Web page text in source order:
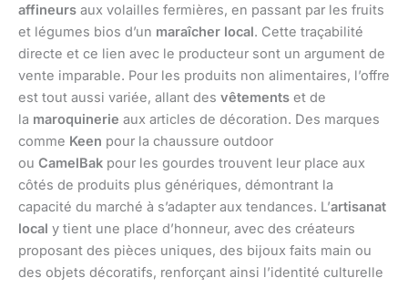
affineurs aux volailles fermières, en passant par les fruits
et légumes bios d’un maraîcher local. Cette traçabilité
directe et ce lien avec le producteur sont un argument de
vente imparable. Pour les produits non alimentaires, l’offre
est tout aussi variée, allant des vêtements et de
la maroquinerie aux articles de décoration. Des marques
comme Keen pour la chaussure outdoor
ou CamelBak pour les gourdes trouvent leur place aux
côtés de produits plus génériques, démontrant la
capacité du marché à s’adapter aux tendances. L’artisanat
local y tient une place d’honneur, avec des créateurs
proposant des pièces uniques, des bijoux faits main ou
des objets décoratifs, renforçant ainsi l’identité culturelle